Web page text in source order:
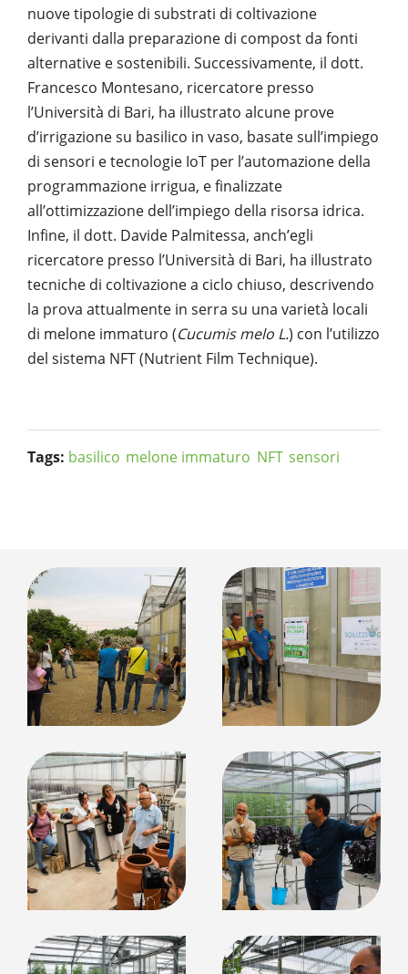
nuove tipologie di substrati di coltivazione
derivanti dalla preparazione di compost da fonti
alternative e sostenibili. Successivamente, il dott.
Francesco Montesano, ricercatore presso
l’Università di Bari, ha illustrato alcune prove
d’irrigazione su basilico in vaso, basate sull’impiego
di sensori e tecnologie IoT per l’automazione della
programmazione irrigua, e finalizzate
all’ottimizzazione dell’impiego della risorsa idrica.
Infine, il dott. Davide Palmitessa, anch’egli
ricercatore presso l’Università di Bari, ha illustrato
tecniche di coltivazione a ciclo chiuso, descrivendo
la prova attualmente in serra su una varietà locali
di melone immaturo (Cucumis melo L.) con l’utilizzo
del sistema NFT (Nutrient Film Technique).
Tags: basilico melone immaturo NFT sensori